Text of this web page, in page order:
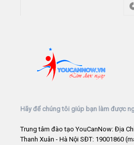
Hãy để chúng tôi giúp bạn làm được
Trung tâm đào tạo YouCanNow: Địa
Thanh Xuân - Hà Nội SĐT: 19001860